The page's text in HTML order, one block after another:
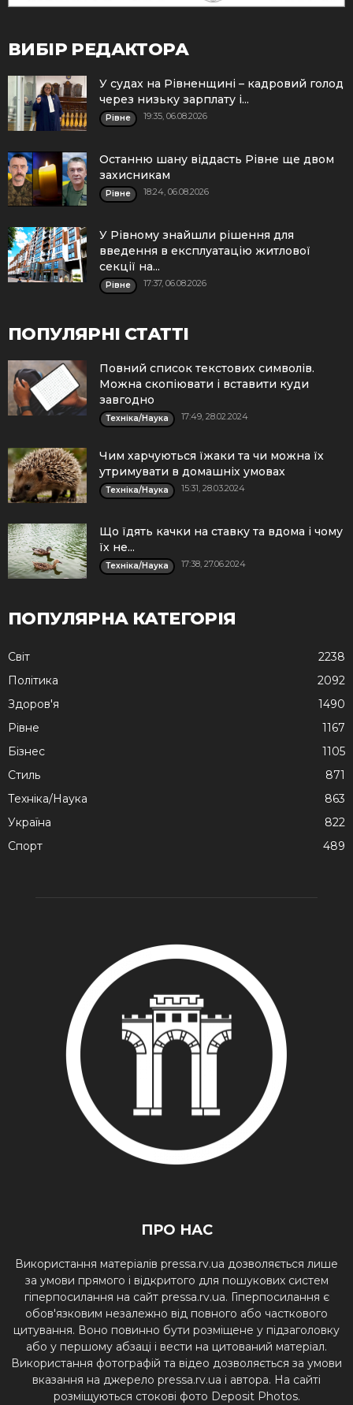
ВИБІР РЕДАКТОРА
У судах на Рівненщині – кадровий голод
через низьку зарплату і...
Рівне 19:35, 06.08.2026
Останню шану віддасть Рівне ще двом
захисникам
Рівне 18:24, 06.08.2026
У Рівному знайшли рішення для
введення в експлуатацію житлової
секції на...
Рівне 17:37, 06.08.2026
ПОПУЛЯРНІ СТАТТІ
Повний список текстових символів.
Можна скопіювати і вставити куди
завгодно
Техніка/Наука 17:49, 28.02.2024
Чим харчуються їжаки та чи можна їх
утримувати в домашніх умовах
Техніка/Наука 15:31, 28.03.2024
Що їдять качки на ставку та вдома і чому
їх не...
Техніка/Наука 17:38, 27.06.2024
ПОПУЛЯРНА КАТЕГОРІЯ
Cвіт
2238
Політика
2092
Здоров'я
1490
Рівне
1167
Бізнес
1105
Стиль
871
Техніка/Наука
863
Україна
822
Спорт
489
ПРО НАС
Використання матеріалів pressa.rv.ua дозволяється лише
за умови прямого і відкритого для пошукових систем
гіперпосилання на сайт pressa.rv.ua. Гіперпосилання є
обов'язковим незалежно від повного або часткового
цитування. Воно повинно бути розміщене у підзаголовку
або у першому абзаці і вести на цитований матеріал.
Використання фотографій та відео дозволяється за умови
вказання на джерело pressa.rv.ua і автора. На сайті
розміщуються стокові фото Deposit Photos.